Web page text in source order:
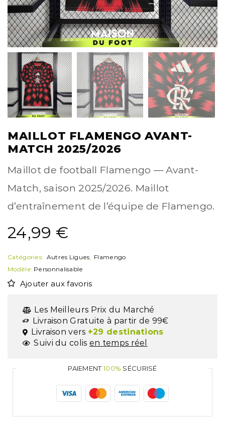
MAILLOT FLAMENGO AVANT-
MATCH 2025/2026
Maillot de football Flamengo — Avant-
Match, saison 2025/2026. Maillot
d’entraînement de l’équipe de Flamengo.
24,99 €
Catégories: Autres Ligues, Flamengo
Modèle: Personnalisable
Ajouter aux favoris
Les Meilleurs Prix du Marché
Livraison Gratuite à partir de 99€
Livraison vers +29 destinations
Suivi du colis en temps réel
PAIEMENT100% SÉCURISÉ